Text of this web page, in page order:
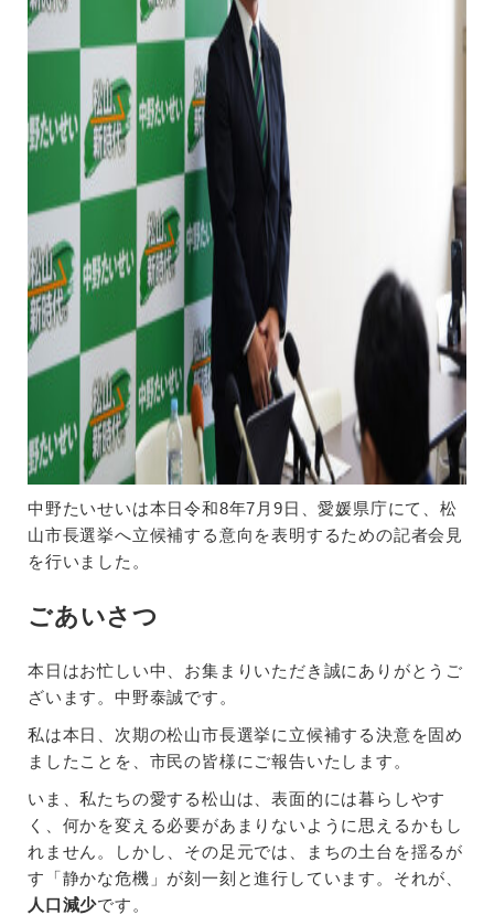
中野たいせいは本日令和8年7月9日、愛媛県庁にて、松
山市長選挙へ立候補する意向を表明するための記者会見
を行いました。
ごあいさつ
本日はお忙しい中、お集まりいただき誠にありがとうご
ざいます。中野泰誠です。
私は本日、次期の松山市長選挙に立候補する決意を固め
ましたことを、市民の皆様にご報告いたします。
いま、私たちの愛する松山は、表面的には暮らしやす
く、何かを変える必要があまりないように思えるかもし
れません。しかし、その足元では、まちの土台を揺るが
す「静かな危機」が刻一刻と進行しています。それが、
人口減少です。